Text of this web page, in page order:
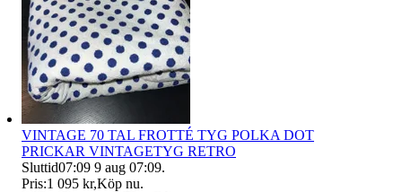
VINTAGE 70 TAL FROTTÉ TYG POLKA DOT
PRICKAR VINTAGETYG RETRO
Sluttid07:09 9 aug 07:09.
Pris:1 095 kr,Köp nu.